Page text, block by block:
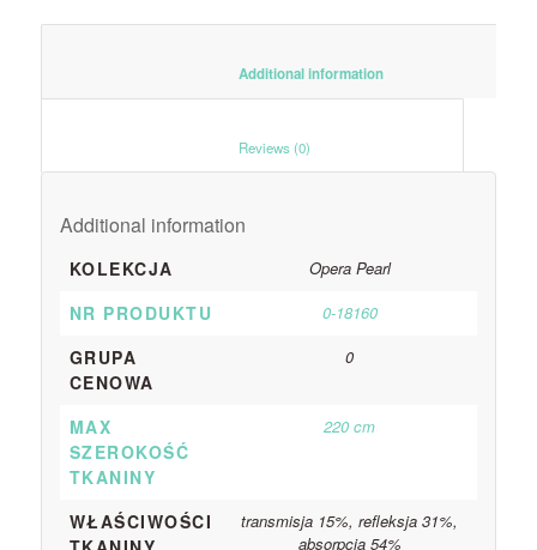
						Additional information
Additional information
KOLEKCJA Opera Pearl
NR PRODUKTU 0-18160
GRUPA
CENOWA
0
MAX
SZEROKOŚĆ
TKANINY
220 cm
WŁAŚCIWOŚCI
transmisja 15%, refleksja 31%,
absorpcja 54%